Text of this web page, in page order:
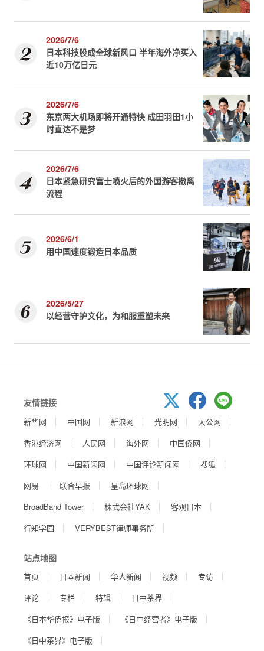
2026/7/6
日本科技股成全球新风口 半年海外净买入
近10万亿日元
2026/7/6
东京两大机场即将开通特快 成田羽田1小
时直达不是梦
2026/7/6
日本紧急研究富士喷火后的外国游客撤离
流程
2026/6/1
用中国速度锻造日本品质
2026/5/27
以经营守护文化，为和服重塑未来
友情链接
新华网 中国网 新浪网 光明网
大公网
香港经济网
人民网 海外网
中国侨网
环球网
中国新闻网 中国评论新闻网
搜狐
网易
联合早报
星岛环球网
BroadBand Tower
株式会社YAK
客观日本
行知学园
VERYBEST律师事务所
站点地图
首页 日本新闻 华人新闻 视频
专访
评论
专栏 特辑
日中茶界
《日本华侨报》电子版
《日中经营者》电子版
《日中茶界》电子版